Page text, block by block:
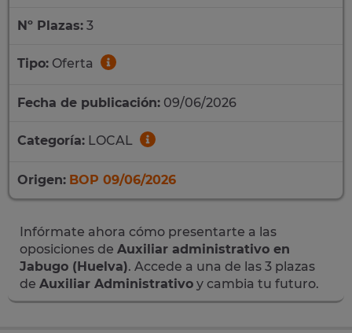
Nº Plazas: 3
Tipo: Oferta
Fecha de publicación: 09/06/2026
Categoría: LOCAL
Origen: BOP 09/06/2026
Infórmate ahora cómo presentarte a las
oposiciones de Auxiliar administrativo en
Jabugo (Huelva). Accede a una de las 3 plazas
de Auxiliar Administrativo y cambia tu futuro.